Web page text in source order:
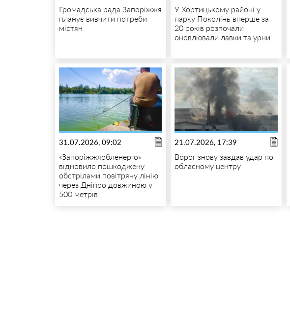
Громадська рада Запоріжжя
планує вивчити потреби
містян
У Хортицькому районі у
парку Поколінь вперше за
20 років розпочали
оновлювали лавки та урни
31.07.2026, 09:02
«Запоріжжяобленерго»
відновило пошкоджену
обстрілами повітряну лінію
через Дніпро довжиною у
500 метрів
21.07.2026, 17:39
Ворог знову завдав удар по
обласному центру